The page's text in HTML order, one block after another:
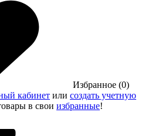
Избранное (0)
кабинет или создать учетную
в свои избранные!